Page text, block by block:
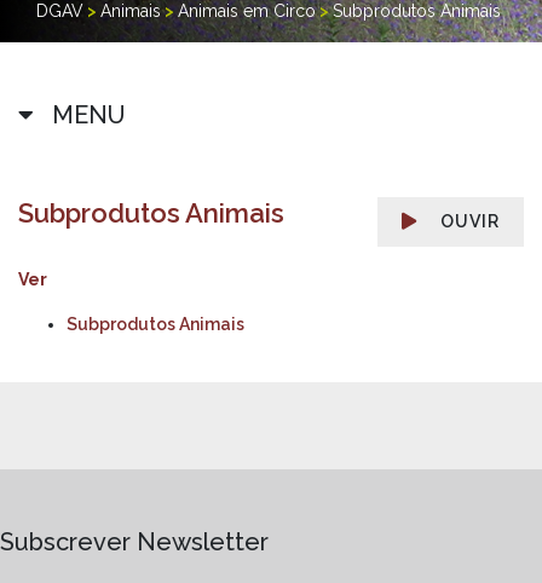
DGAV > Animais>Animais em Circo>Subprodutos Animais
MENU
OUVIR
Subprodutos Animais
Ver
Subprodutos Animais
Subscrever Newsletter